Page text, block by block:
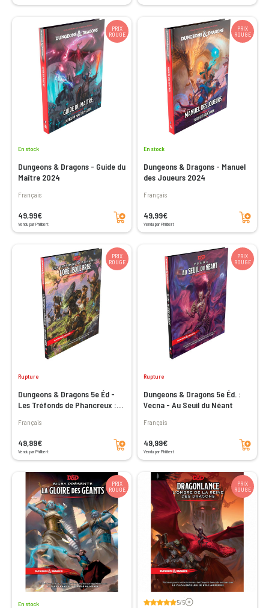
PRIX
ROUGE
En stock
Dungeons & Dragons - Guide du
Maître 2024
Français
49,99€
Vendu par Philibert
Ajouter au panier
PRIX
ROUGE
En stock
Dungeons & Dragons - Manuel
des Joueurs 2024
Français
49,99€
Vendu par Philibert
Ajouter au panier
PRIX
ROUGE
Rupture
Dungeons & Dragons 5e Éd -
Les Tréfonds de Phancreux :
Français
49,99€
Vendu par Philibert
Ajouter au panier
PRIX
ROUGE
Rupture
Dungeons & Dragons 5e Éd. :
Vecna - Au Seuil du Néant
Français
49,99€
Vendu par Philibert
Ajouter au panier
PRIX
ROUGE
En stock
PRIX
ROUGE
5/5Voir les avis